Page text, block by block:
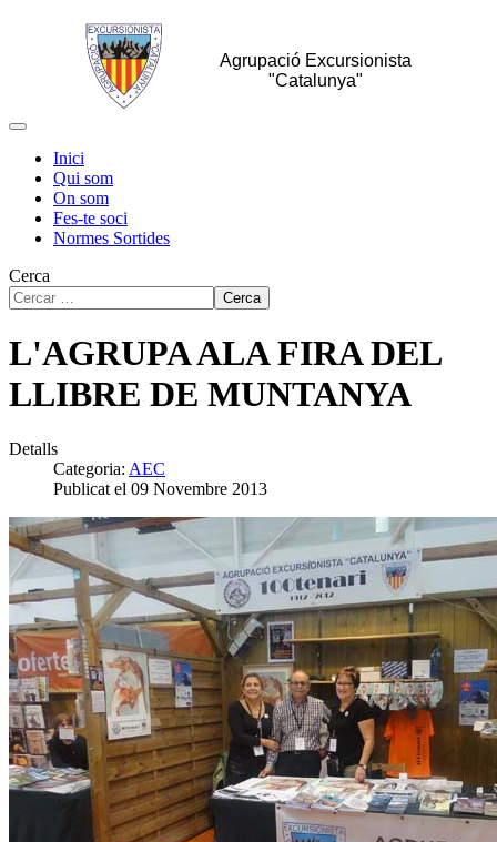
Agrupació Excursionista
"Catalunya"
Inici
Qui som
On som
Fes-te soci
Normes Sortides
Cerca
Cerca
L'AGRUPA ALA FIRA DEL
LLIBRE DE MUNTANYA
Detalls
Categoria: AEC
Publicat el 09 Novembre 2013